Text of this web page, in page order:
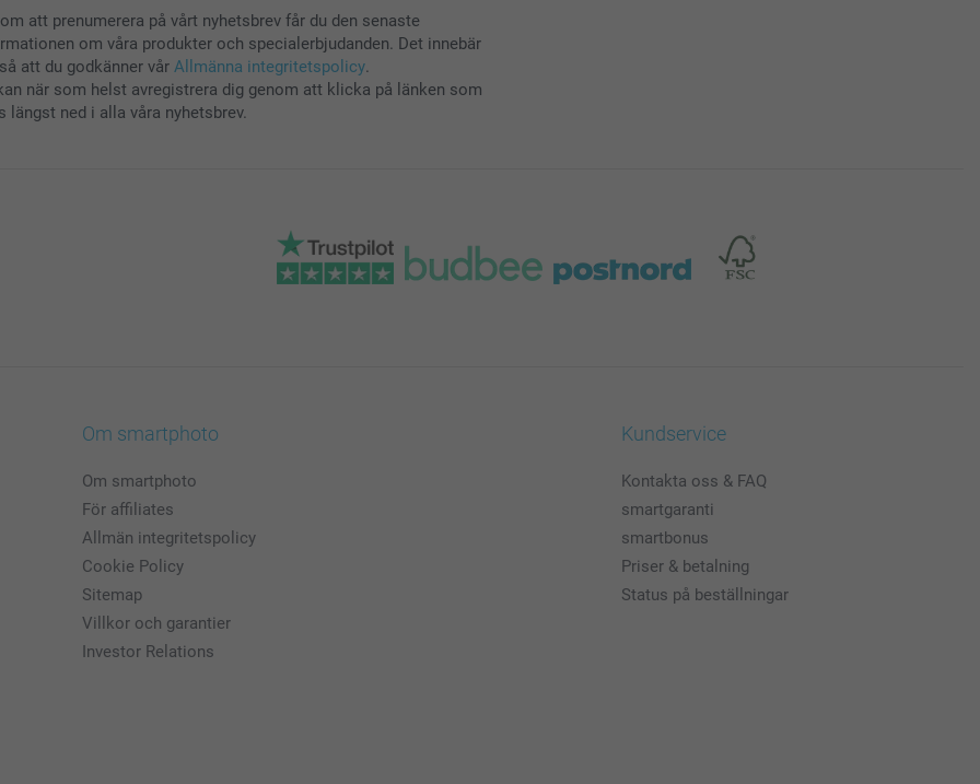
att prenumerera på vårt nyhetsbrev får du den senaste
om våra produkter och specialerbjudanden. Det innebär
att du godkänner vår Allmänna integritetspolicy.
när som helst avregistrera dig genom att klicka på länken som
längst ned i alla våra nyhetsbrev.
Om smartphoto
Om smartphoto
För affiliates
Allmän integritetspolicy
Cookie Policy
Sitemap
Villkor och garantier
Investor Relations
Kundservice
Kontakta oss & FAQ
smartgaranti
smartbonus
Priser & betalning
Status på beställningar